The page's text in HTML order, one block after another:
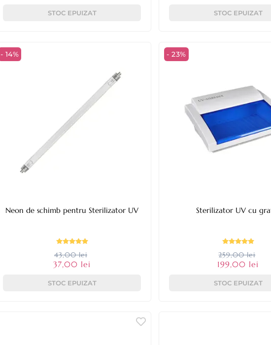
STOC EPUIZAT STOC EPUIZAT
- 14%
Neon de schimb pentru Sterilizator UV
43,00 lei
37,00 lei
STOC EPUIZAT
- 23%
Sterilizator UV cu
259,00 lei
199,00 lei
STOC EPUIZAT